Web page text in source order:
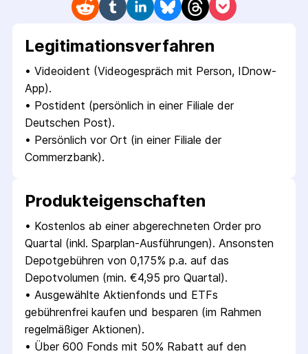
Legitimations­verfahren
• Videoident (Videogespräch mit Person, IDnow-
App).
• Postident (persönlich in einer Filiale der
Deutschen Post).
• Persönlich vor Ort (in einer Filiale der
Commerzbank).
Produkt­eigenschaften
• Kostenlos ab einer abgerechneten Order pro
Quartal (inkl. Sparplan-Ausführungen). Ansonsten
Depotgebühren von 0,175% p.a. auf das
Depotvolumen (min. €4,95 pro Quartal).
• Ausgewählte Aktienfonds und ETFs
gebührenfrei kaufen und besparen (im Rahmen
regelmäßiger Aktionen).
• Über 600 Fonds mit 50% Rabatt auf den